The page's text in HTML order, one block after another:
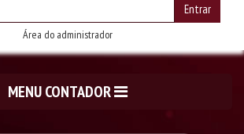
Entrar
Área do administrador
MENU CONTADOR